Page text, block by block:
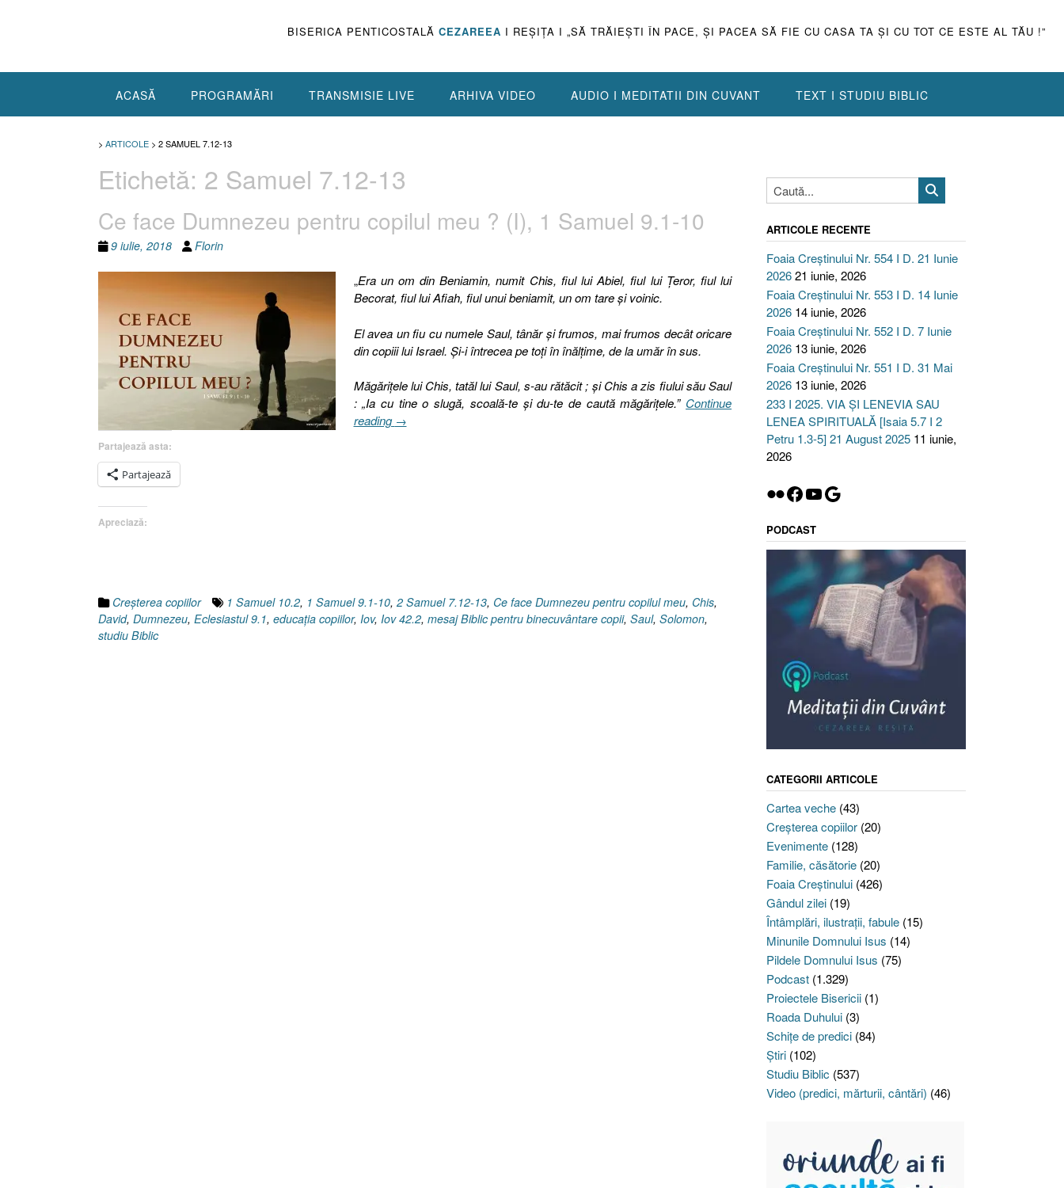
BISERICA PENTICOSTALĂ CEZAREEA I REŞIŢA I „SĂ TRĂIEŞTI ÎN PACE, ŞI PACEA SĂ FIE CU CASA TA ŞI CU TOT CE ESTE AL TĂU !”
ACASĂ PROGRAMĂRI TRANSMISIE LIVE ARHIVA VIDEO AUDIO I MEDITATII DIN CUVANT TEXT I STUDIU BIBLIC
> ARTICOLE > 2 SAMUEL 7.12-13
Etichetă: 2 Samuel 7.12-13
Ce face Dumnezeu pentru copilul meu ? (I), 1 Samuel 9.1-10
9 iulie, 2018 Florin
„Era un om din Beniamin, numit Chis, fiul lui Abiel, fiul lui Ţeror, fiul lui
Becorat, fiul lui Afiah, fiul unui beniamit, un om tare şi voinic.
El avea un fiu cu numele Saul, tânăr şi frumos, mai frumos decât oricare
din copiii lui Israel. Şi-i întrecea pe toţi în înălţime, de la umăr în sus.
Măgăriţele lui Chis, tatăl lui Saul, s-au rătăcit ; şi Chis a zis fiului său Saul
: „Ia cu tine o slugă, scoală-te şi du-te de caută măgăriţele.” Continue
reading „Ce
10”
→
Partajează asta:
Partajează
Apreciază:
Creşterea copiilor 1 Samuel 10.2, 1 Samuel 9.1-10, 2 Samuel 7.12-13, Ce face Dumnezeu pentru copilul meu, Chis,
David, Dumnezeu, Eclesiastul 9.1, educaţia copiilor, Iov, Iov 42.2, mesaj Biblic pentru binecuvântare copii, Saul, Solomon,
studiu Biblic
ARTICOLE RECENTE
Foaia Creștinului Nr. 554 I D. 21 Iunie
202621 iunie, 2026
Foaia Creștinului Nr. 553 I D. 14 Iunie
2026 14 iunie, 2026
Foaia Creștinului Nr. 552 I D. 7 Iunie
2026 13 iunie, 2026
Foaia Creștinului Nr. 551 I D. 31 Mai
2026 13 iunie, 2026
233 I 2025. VIA ȘI LENEVIA SAU
LENEA SPIRITUALĂ [Isaia 5.7 I 2
Petru 1.3-5] 21 August 2025 11 iunie,
2026
Flickr
Facebook
YouTube
Google
PODCAST
CATEGORII ARTICOLE
Cartea veche(43)
Creşterea copiilor(20)
Evenimente(128)
Familie, căsătorie(20)
Foaia Creştinului(426)
Gândul zilei(19)
Întâmplări, ilustraţii, fabule(15)
Minunile Domnului Isus (14)
Pildele Domnului Isus (75)
Podcast(1.329)
Proiectele Bisericii(1)
Roada Duhului(3)
Schiţe de predici(84)
Ştiri(102)
Studiu Biblic (537)
Video (predici, mărturii, cântări) (46)